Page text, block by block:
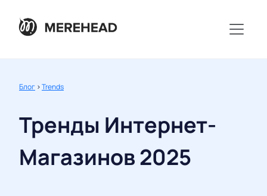
Блог >Trends
Тренды Интернет-
Магазинов 2025